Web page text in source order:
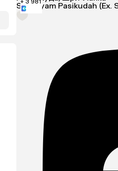
Sun Siyam Pasikudah